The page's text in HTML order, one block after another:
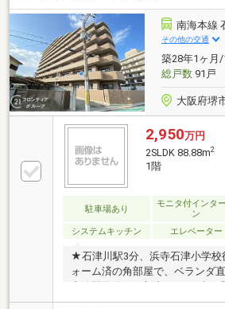
南海本線
その他の交通
築28年1ヶ月/
総戸数91戸
大阪府堺
2,950万円
2SLDK 88.88m2
1階
駐車場あり
モニタ付インタ
ン
システムキッチン エレベーター
★石津川駅3分、浜寺石津小学
ォーム済の角部屋で、ベランダ
お気軽にお問い合わせください